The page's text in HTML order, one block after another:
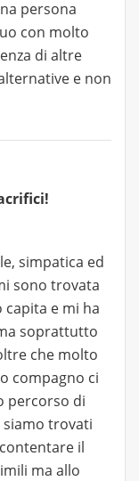
persona
con molto
di altre
e non
simpatica ed
sono trovata
e mi ha
soprattutto
che molto
compagno ci
percorso di
trovati
il
ma allo